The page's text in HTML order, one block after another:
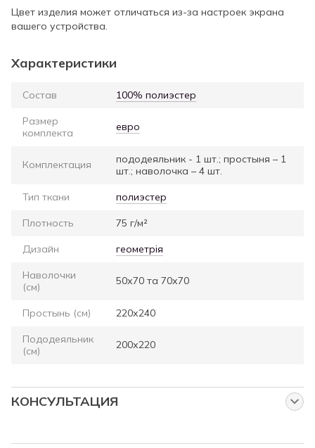
Цвет изделия может отличаться из-за настроек экрана
вашего устройства.
Характеристики
Состав 100% полиэстер
Размер
комплекта
евро
Комплектация
пододеяльник - 1 шт.; простыня – 1
шт.; наволочка – 4 шт.
Тип ткани полиэстер
Плотность 75 г/м²
Дизайн геометрія
Наволочки
(см)
50х70 та 70х70
Простынь (см) 220х240
Пододеяльник
(см)
200х220
КОНСУЛЬТАЦИЯ